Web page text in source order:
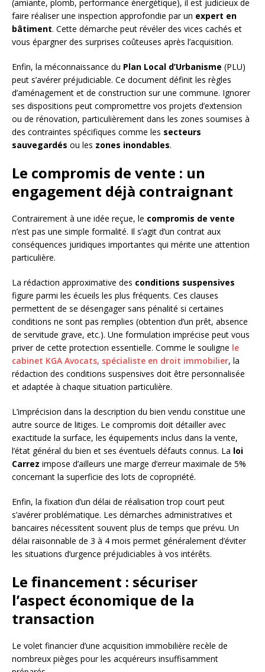
(amiante, plomb, performance énergétique), il est judicieux de
faire réaliser une inspection approfondie par un expert en
bâtiment. Cette démarche peut révéler des vices cachés et
vous épargner des surprises coûteuses après l’acquisition.
Enfin, la méconnaissance du Plan Local d’Urbanisme (PLU)
peut s’avérer préjudiciable. Ce document définit les règles
d’aménagement et de construction sur une commune. Ignorer
ses dispositions peut compromettre vos projets d’extension
ou de rénovation, particulièrement dans les zones soumises à
des contraintes spécifiques comme les secteurs
sauvegardés ou les zones inondables.
Le compromis de vente : un
engagement déjà contraignant
Contrairement à une idée reçue, le compromis de vente
n’est pas une simple formalité. Il s’agit d’un contrat aux
conséquences juridiques importantes qui mérite une attention
particulière.
La rédaction approximative des conditions suspensives
figure parmi les écueils les plus fréquents. Ces clauses
permettent de se désengager sans pénalité si certaines
conditions ne sont pas remplies (obtention d’un prêt, absence
de servitude grave, etc.). Une formulation imprécise peut vous
priver de cette protection essentielle. Comme le souligne le
cabinet KGA Avocats, spécialiste en droit immobilier, la
rédaction des conditions suspensives doit être personnalisée
et adaptée à chaque situation particulière.
L’imprécision dans la description du bien vendu constitue une
autre source de litiges. Le compromis doit détailler avec
exactitude la surface, les équipements inclus dans la vente,
l’état général du bien et ses éventuels défauts connus. La loi
Carrez impose d’ailleurs une marge d’erreur maximale de 5%
concernant la superficie des lots de copropriété.
Enfin, la fixation d’un délai de réalisation trop court peut
s’avérer problématique. Les démarches administratives et
bancaires nécessitent souvent plus de temps que prévu. Un
délai raisonnable de 3 à 4 mois permet généralement d’éviter
les situations d’urgence préjudiciables à vos intérêts.
Le financement : sécuriser
l’aspect économique de la
transaction
Le volet financier d’une acquisition immobilière recèle de
nombreux pièges pour les acquéreurs insuffisamment